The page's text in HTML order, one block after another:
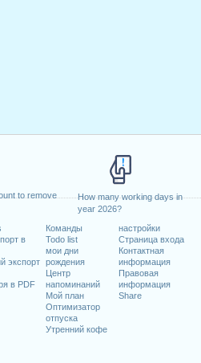
to remove
How many working days in
year 2026?
в
экспорт
в PDF
Команды
Todo list
мои дни
рождения
Центр
напоминаний
Мой план
Оптимизатор
отпуска
Утренний кофе
настройки
Страница входа
Контактная
информация
Правовая
информация
Share